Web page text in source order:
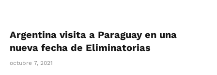
Argentina visita a Paraguay en una
nueva fecha de Eliminatorias
octubre 7, 2021